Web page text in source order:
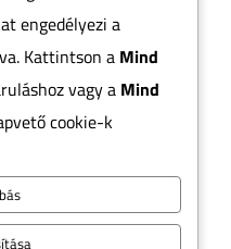
képek és szöveges
állnak, ezért bármilyen
engedélyezi a
Kattintson a Mind
vagy a Mind
cookie-k